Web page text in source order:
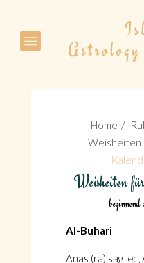
Home
Weisheiten
Weisheiten
Al-Buhari
Anas (ra) sagte: